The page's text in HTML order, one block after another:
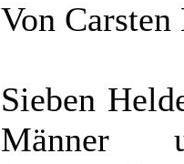
Von
Sieben
Männer